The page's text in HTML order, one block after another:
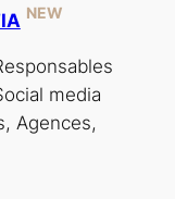
NEW
media
Agences,